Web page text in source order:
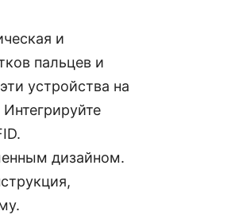
и
пальцев и
устройства на
Интегрируйте
дизайном.